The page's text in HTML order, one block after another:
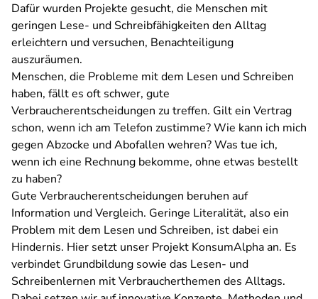
Dafür wurden Projekte gesucht, die Menschen mit
geringen Lese- und Schreibfähigkeiten den Alltag
erleichtern und versuchen, Benachteiligung
auszuräumen.
Menschen, die Probleme mit dem Lesen und Schreiben
haben, fällt es oft schwer, gute
Verbraucherentscheidungen zu treffen. Gilt ein Vertrag
schon, wenn ich am Telefon zustimme? Wie kann ich mich
gegen Abzocke und Abofallen wehren? Was tue ich,
wenn ich eine Rechnung bekomme, ohne etwas bestellt
zu haben?
Gute Verbraucherentscheidungen beruhen auf
Information und Vergleich. Geringe Literalität, also ein
Problem mit dem Lesen und Schreiben, ist dabei ein
Hindernis. Hier setzt unser Projekt KonsumAlpha an. Es
verbindet Grundbildung sowie das Lesen- und
Schreibenlernen mit Verbraucherthemen des Alltags.